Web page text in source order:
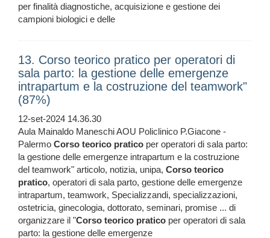
per finalità diagnostiche, acquisizione e gestione dei
campioni biologici e delle
13. Corso teorico pratico per operatori di
sala parto: la gestione delle emergenze
intrapartum e la costruzione del teamwork"
(87%)
12-set-2024 14.36.30
Aula Mainaldo Maneschi AOU Policlinico P.Giacone -
Palermo Corso teorico pratico per operatori di sala parto:
la gestione delle emergenze intrapartum e la costruzione
del teamwork" articolo, notizia, unipa, Corso teorico
pratico, operatori di sala parto, gestione delle emergenze
intrapartum, teamwork, Specializzandi, specializzazioni,
ostetricia, ginecologia, dottorato, seminari, promise ... di
organizzare il "Corso teorico pratico per operatori di sala
parto: la gestione delle emergenze